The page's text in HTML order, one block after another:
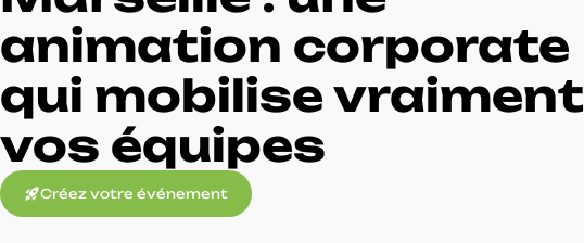
animation corporate
qui mobilise vraiment
vos équipes
rocket_launchCréez votre événement